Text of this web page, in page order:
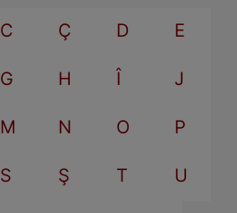
C Ç D E
G H Î J
M N O P
S Ş T U